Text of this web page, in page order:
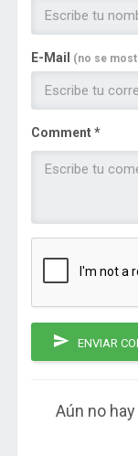
E-Mail (no se
Comment *
ENVIAR
Aún no